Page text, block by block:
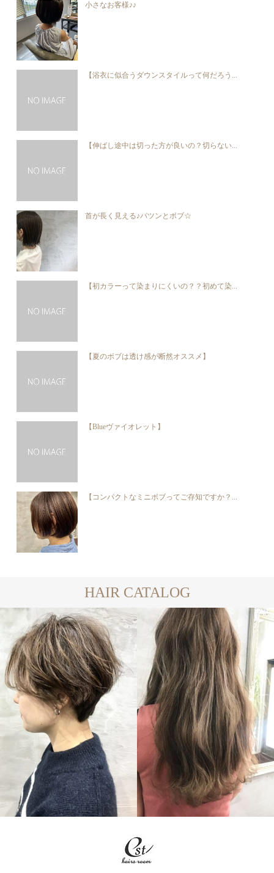
小さなお客様♪♪
【浴衣に似合うダウンスタイルって何だろう...
【伸ばし途中は切った方が良いの？切らない...
首が長く見える♪パツンとボブ☆
【初カラーって染まりにくいの？？初めて染...
【夏のボブは透け感が断然オススメ】
【Blueヴァイオレット】
【コンパクトなミニボブってご存知ですか？...
HAIR CATALOG
SHORT
LONG